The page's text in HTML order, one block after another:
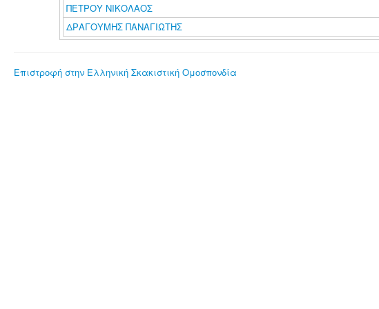
ΠΕΤΡΟΥ ΝΙΚΟΛΑΟΣ
ΔΡΑΓΟΥΜΗΣ ΠΑΝΑΓΙΩΤΗΣ
Επιστροφή στην Ελληνική Σκακιστική Ομοσπονδία